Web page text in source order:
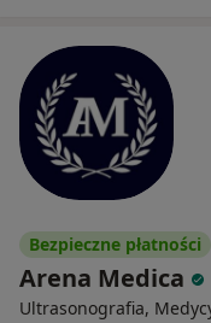
Bezpieczne płatności
Arena Medica
Ultrasonografia,